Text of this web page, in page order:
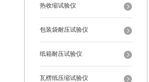
热收缩试验仪
包装袋耐压试验仪
纸箱耐压试验仪
瓦楞纸压缩试验仪